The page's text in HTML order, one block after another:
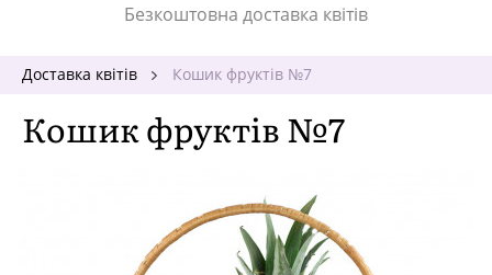
Безкоштовна доставка квітів
Доставка квітів Кошик фруктів №7
Кошик фруктів №7